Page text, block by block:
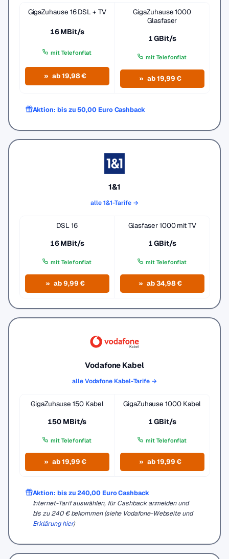
GigaZuhause 16 DSL + TV
16 MBit/s
mit Telefonflat
ab 19,98 €
GigaZuhause 1000
Glasfaser
1 GBit/s
mit Telefonflat
ab 19,99 €
Aktion: bis zu 50,00 Euro Cashback
1&1
alle 1&1-Tarife →
DSL 16
16 MBit/s
mit Telefonflat
ab 9,99 €
Glasfaser 1000 mit TV
1 GBit/s
mit Telefonflat
ab 34,98 €
Vodafone Kabel
alle Vodafone Kabel-Tarife →
GigaZuhause 150 Kabel
150 MBit/s
mit Telefonflat
ab 19,99 €
GigaZuhause 1000 Kabel
1 GBit/s
mit Telefonflat
ab 19,99 €
Aktion: bis zu 240,00 Euro Cashback
Internet-Tarif auswählen, für Cashback anmelden und
bis zu 240 € bekommen (siehe Vodafone-Webseite und
Erklärung hier)